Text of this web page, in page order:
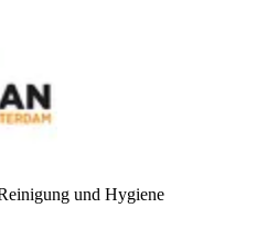
und Hygiene